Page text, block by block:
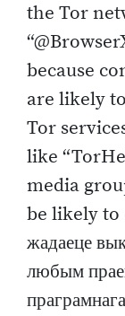
the Tor
because
are likely
Tor
like
media
be likely to
жадаеце
любым